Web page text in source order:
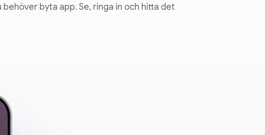
byta app. Se, ringa in och hitta det